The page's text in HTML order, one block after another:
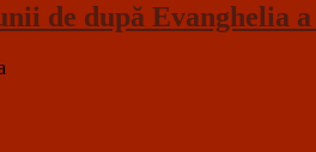
de după Evanghelia